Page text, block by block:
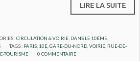
LIRE LA SUITE
:CIRCULATION & VOIRIE, DANS LE 10ÈME,
TAGS : PARIS, 10E,GARE-DU-NORD,VOIRIE, RUE-DE-
TOURISME 0 COMMENTAIRE